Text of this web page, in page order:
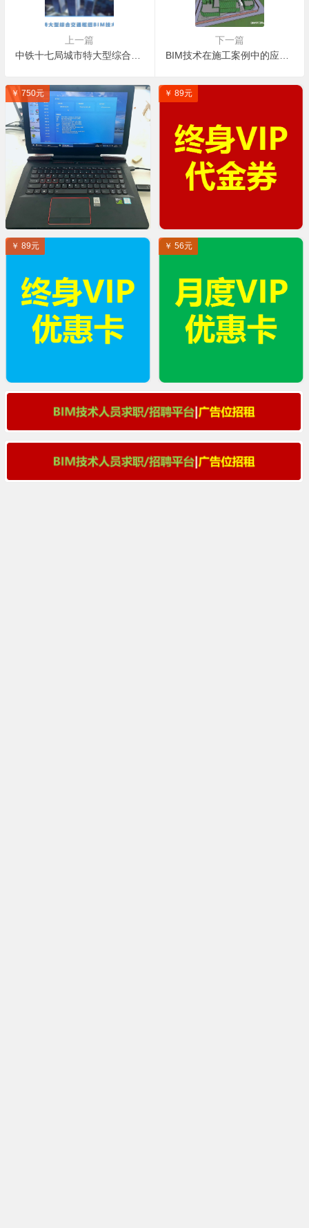
上一篇
下一篇
￥ 750元 ￥ 89元
￥ 89元 ￥ 56元